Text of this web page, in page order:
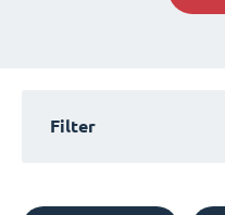
Filter